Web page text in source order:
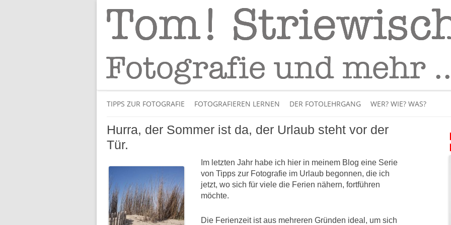
Tom! Striewisch – Fotografieren lernen
Tipps und Tricks und Meinungen zur Fotografie
to
TIPPS ZUR FOTOGRAFIE FOTOGRAFIEREN LERNEN DER FOTOLEHRGANG WER? WIE? WAS?
ÜBER MICH
PANORAMAFOTOGRAFIE
IM INTERNET
Hurra, der Sommer ist da, der Urlaub steht vor der
Tür.
Im letzten Jahr habe ich hier in meinem Blog eine Serie
von Tipps zur Fotografie im Urlaub begonnen, die ich
jetzt, wo sich für viele die Ferien nähern, fortführen
möchte.
Die Ferienzeit ist aus mehreren Gründen ideal, um sich